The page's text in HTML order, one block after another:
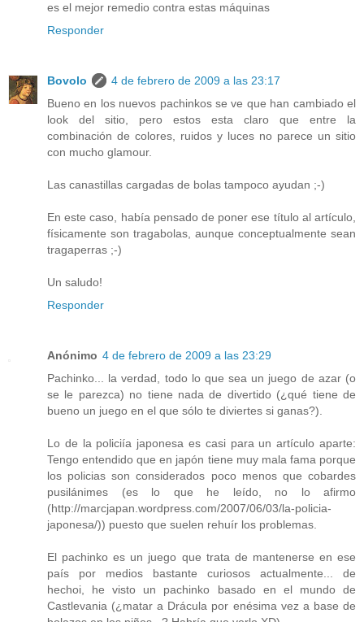
es el mejor remedio contra estas máquinas
Responder
Bovolo
4 de febrero de 2009 a las 23:17
Bueno en los nuevos pachinkos se ve que han cambiado el
look del sitio, pero estos esta claro que entre la
combinación de colores, ruidos y luces no parece un sitio
con mucho glamour.
Las canastillas cargadas de bolas tampoco ayudan ;-)
En este caso, había pensado de poner ese título al artículo,
físicamente son tragabolas, aunque conceptualmente sean
tragaperras ;-)
Un saludo!
Responder
Anónimo 4 de febrero de 2009 a las 23:29
Pachinko... la verdad, todo lo que sea un juego de azar (o
se le parezca) no tiene nada de divertido (¿qué tiene de
bueno un juego en el que sólo te diviertes si ganas?).
Lo de la policiía japonesa es casi para un artículo aparte:
Tengo entendido que en japón tiene muy mala fama porque
los policias son considerados poco menos que cobardes
pusilánimes (es lo que he leído, no lo afirmo
(http://marcjapan.wordpress.com/2007/06/03/la-policia-
japonesa/)) puesto que suelen rehuír los problemas.
El pachinko es un juego que trata de mantenerse en ese
país por medios bastante curiosos actualmente... de
hechoi, he visto un pachinko basado en el mundo de
Castlevania (¿matar a Drácula por enésima vez a base de